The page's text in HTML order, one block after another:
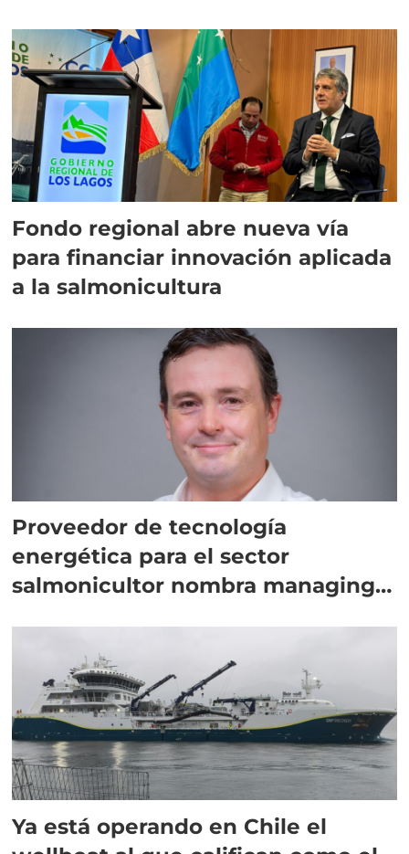
Fondo regional abre nueva vía
para financiar innovación aplicada
a la salmonicultura
Proveedor de tecnología
energética para el sector
salmonicultor nombra managing
Ya está operando en Chile el